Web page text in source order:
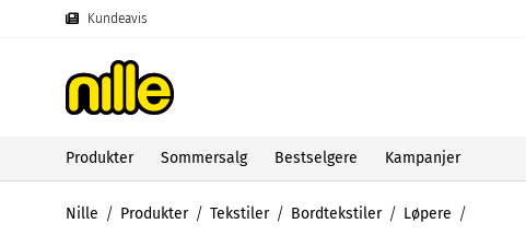
Kundeavis
Produkter Sommersalg Bestselgere Kampanjer
Nille Produkter Tekstiler Bordtekstiler Løpere